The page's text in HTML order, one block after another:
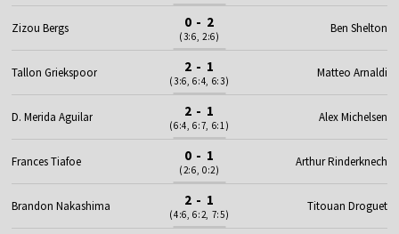
Zizou Bergs 0 - 2
(3:6, 2:6)
Ben Shelton
Tallon Griekspoor 2 - 1
(3:6, 6:4, 6:3)
Matteo Arnaldi
D. Merida Aguilar 2 - 1
(6:4, 6:7, 6:1)
Alex Michelsen
Frances Tiafoe 0 - 1
(2:6, 0:2)
Arthur Rinderknech
Brandon Nakashima 2 - 1
(4:6, 6:2, 7:5)
Titouan Droguet